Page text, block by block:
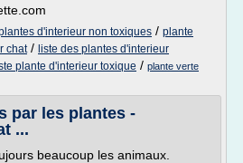
d'interieur non toxiques / plante
chat/ liste des plantes d'interieur
plante d'interieur toxique / plante verte
par les plantes -
...
beaucoup les animaux.